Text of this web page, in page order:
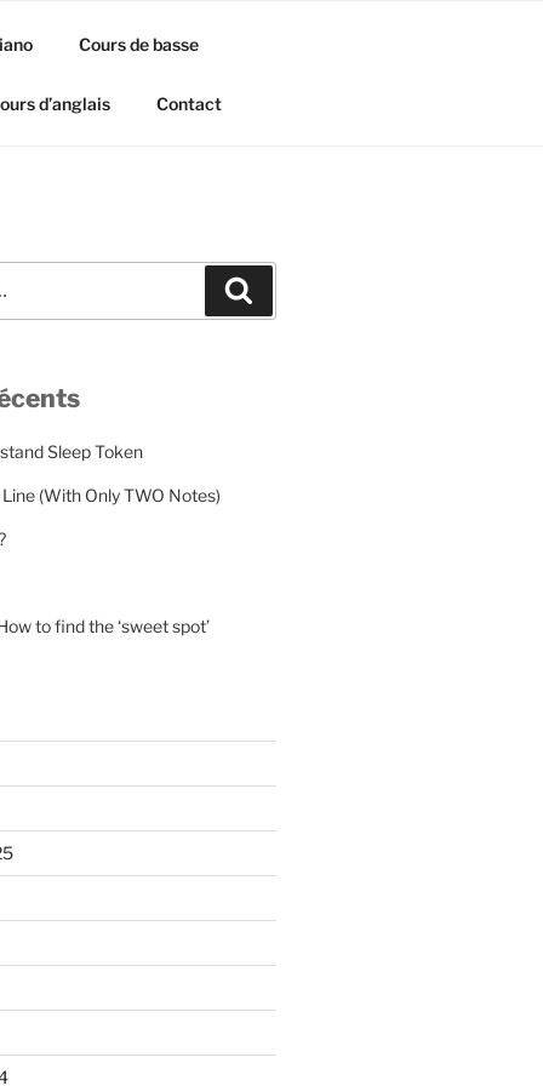
Cours de basse
d’anglais Contact
Sleep Token
(With Only TWO Notes)
to find the ‘sweet spot’